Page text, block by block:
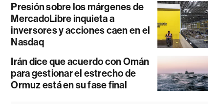
Presión sobre los márgenes de
MercadoLibre inquieta a
inversores y acciones caen en el
Nasdaq
Irán dice que acuerdo con Omán
para gestionar el estrecho de
Ormuz está en su fase final